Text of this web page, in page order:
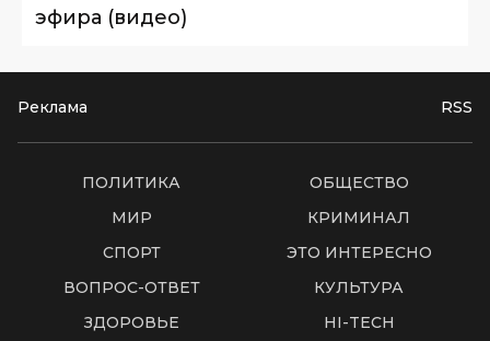
эфира (видео)
Реклама RSS
ПОЛИТИКА
ОБЩЕСТВО
МИР
КРИМИНАЛ
СПОРТ
ЭТО ИНТЕРЕСНО
ВОПРОС-ОТВЕТ
КУЛЬТУРА
ЗДОРОВЬЕ
HI-TECH